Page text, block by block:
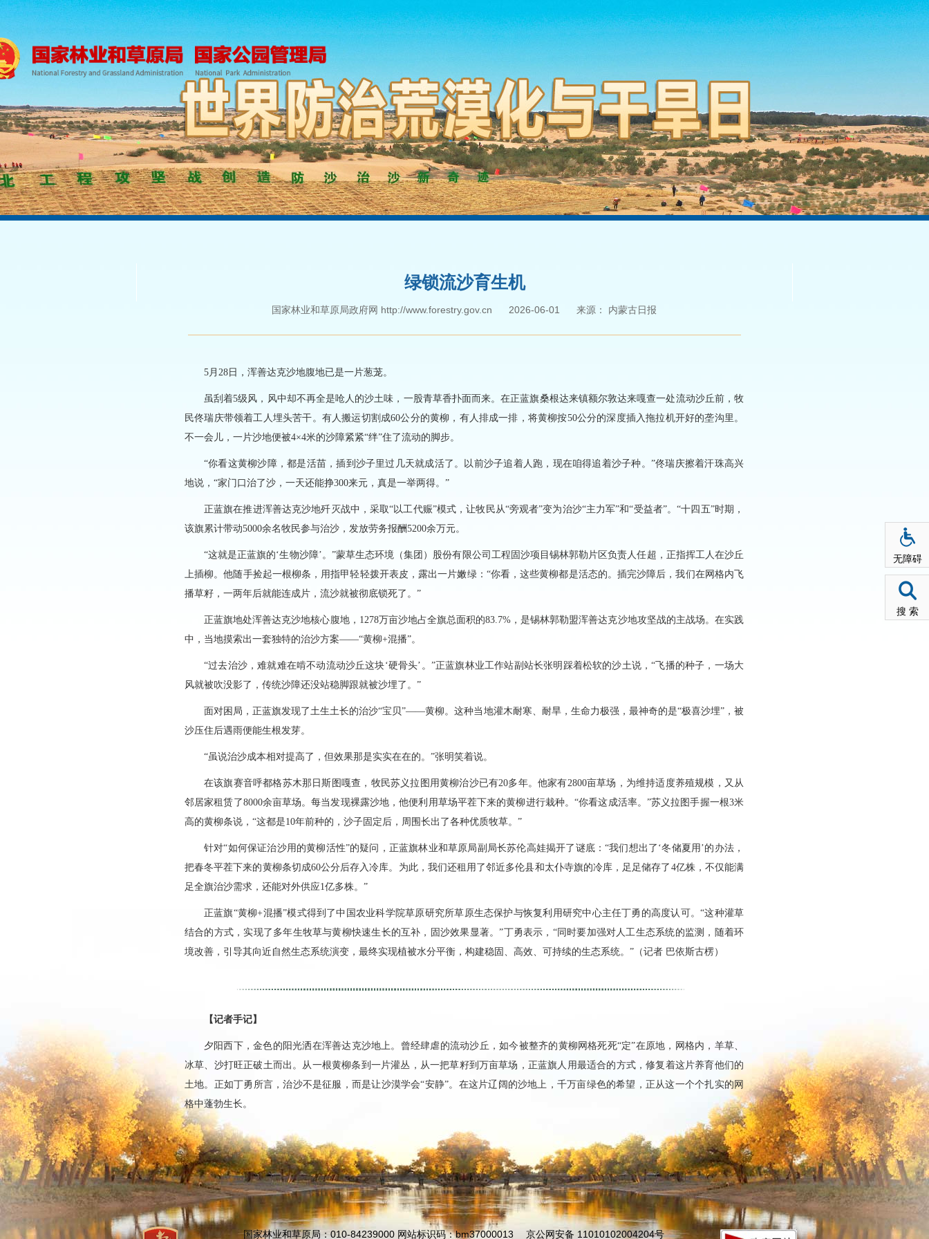
绿锁流沙育生机
国家林业和草原局政府网 http://www.forestry.gov.cn 2026-06-01 来源： 内蒙古日报
5月28日，浑善达克沙地腹地已是一片葱茏。
虽刮着5级风，风中却不再全是呛人的沙土味，一股青草香扑面而来。在正蓝旗桑根达来镇额尔敦达来嘎查一处流动沙丘前，牧
民佟瑞庆带领着工人埋头苦干。有人搬运切割成60公分的黄柳，有人排成一排，将黄柳按50公分的深度插入拖拉机开好的垄沟里。
不一会儿，一片沙地便被4×4米的沙障紧紧“绊”住了流动的脚步。
“你看这黄柳沙障，都是活苗，插到沙子里过几天就成活了。以前沙子追着人跑，现在咱得追着沙子种。”佟瑞庆擦着汗珠高兴
地说，“家门口治了沙，一天还能挣300来元，真是一举两得。”
正蓝旗在推进浑善达克沙地歼灭战中，采取“以工代赈”模式，让牧民从“旁观者”变为治沙“主力军”和“受益者”。“十四五”时期，
该旗累计带动5000余名牧民参与治沙，发放劳务报酬5200余万元。
“这就是正蓝旗的‘生物沙障’。”蒙草生态环境（集团）股份有限公司工程固沙项目锡林郭勒片区负责人任超，正指挥工人在沙丘
上插柳。他随手捡起一根柳条，用指甲轻轻拨开表皮，露出一片嫩绿：“你看，这些黄柳都是活态的。插完沙障后，我们在网格内飞
播草籽，一两年后就能连成片，流沙就被彻底锁死了。”
正蓝旗地处浑善达克沙地核心腹地，1278万亩沙地占全旗总面积的83.7%，是锡林郭勒盟浑善达克沙地攻坚战的主战场。在实践
中，当地摸索出一套独特的治沙方案——“黄柳+混播”。
“过去治沙，难就难在啃不动流动沙丘这块‘硬骨头’。”正蓝旗林业工作站副站长张明踩着松软的沙土说，“飞播的种子，一场大
风就被吹没影了，传统沙障还没站稳脚跟就被沙埋了。”
面对困局，正蓝旗发现了土生土长的治沙“宝贝”——黄柳。这种当地灌木耐寒、耐旱，生命力极强，最神奇的是“极喜沙埋”，被
沙压住后遇雨便能生根发芽。
“虽说治沙成本相对提高了，但效果那是实实在在的。”张明笑着说。
在该旗赛音呼都格苏木那日斯图嘎查，牧民苏义拉图用黄柳治沙已有20多年。他家有2800亩草场，为维持适度养殖规模，又从
邻居家租赁了8000余亩草场。每当发现裸露沙地，他便利用草场平茬下来的黄柳进行栽种。“你看这成活率。”苏义拉图手握一根3米
高的黄柳条说，“这都是10年前种的，沙子固定后，周围长出了各种优质牧草。”
针对“如何保证治沙用的黄柳活性”的疑问，正蓝旗林业和草原局副局长苏伦高娃揭开了谜底：“我们想出了‘冬储夏用’的办法，
把春冬平茬下来的黄柳条切成60公分后存入冷库。为此，我们还租用了邻近多伦县和太仆寺旗的冷库，足足储存了4亿株，不仅能满
足全旗治沙需求，还能对外供应1亿多株。”
正蓝旗“黄柳+混播”模式得到了中国农业科学院草原研究所草原生态保护与恢复利用研究中心主任丁勇的高度认可。“这种灌草
结合的方式，实现了多年生牧草与黄柳快速生长的互补，固沙效果显著。”丁勇表示，“同时要加强对人工生态系统的监测，随着环
境改善，引导其向近自然生态系统演变，最终实现植被水分平衡，构建稳固、高效、可持续的生态系统。”（记者 巴依斯古楞）
【记者手记】
夕阳西下，金色的阳光洒在浑善达克沙地上。曾经肆虐的流动沙丘，如今被整齐的黄柳网格死死“定”在原地，网格内，羊草、
冰草、沙打旺正破土而出。从一根黄柳条到一片灌丛，从一把草籽到万亩草场，正蓝旗人用最适合的方式，修复着这片养育他们的
土地。正如丁勇所言，治沙不是征服，而是让沙漠学会“安静”。在这片辽阔的沙地上，千万亩绿色的希望，正从这一个个扎实的网
格中蓬勃生长。
国家林业和草原局：010-84239000 网站标识码：bm37000013 京公网安备 11010102004204号
无障碍
搜 索